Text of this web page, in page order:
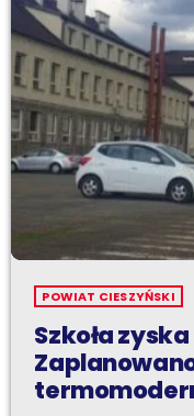
POWIAT CIESZYŃSKI
Szkoła